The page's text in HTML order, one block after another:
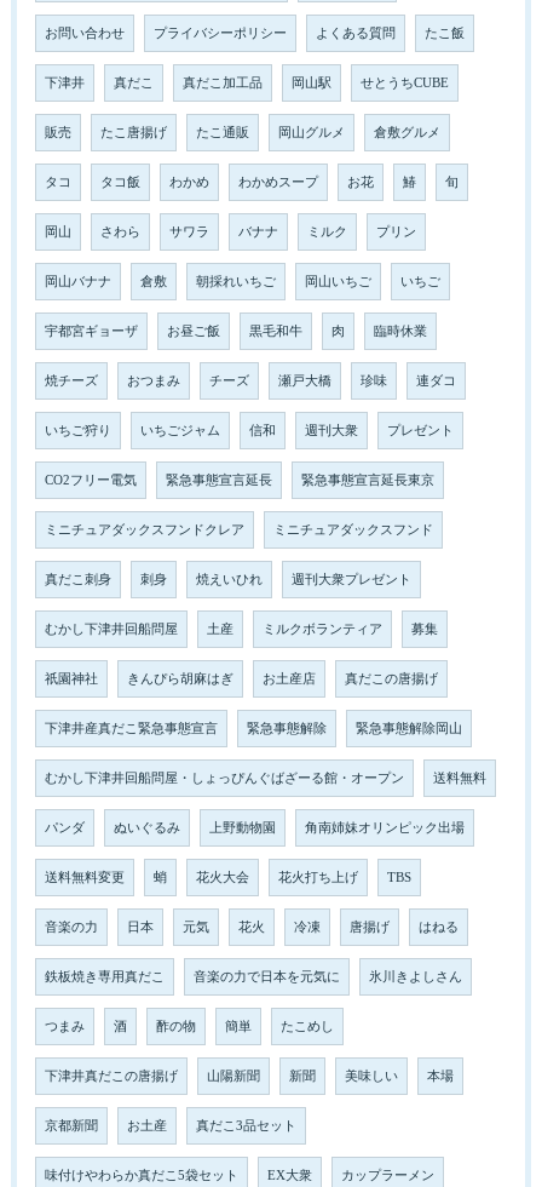
お問い合わせ プライバシーポリシー よくある質問 たこ飯
下津井 真だこ 真だこ加工品 岡山駅 せとうちCUBE
販売 たこ唐揚げ たこ通販 岡山グルメ 倉敷グルメ
タコ タコ飯 わかめ わかめスープ お花 鰆 旬
岡山 さわら サワラ バナナ ミルク プリン
岡山バナナ 倉敷 朝採れいちご 岡山いちご いちご
宇都宮ギョーザ お昼ご飯 黒毛和牛 肉 臨時休業
焼チーズ おつまみ チーズ 瀬戸大橋 珍味 連ダコ
いちご狩り いちごジャム 信和 週刊大衆 プレゼント
CO2フリー電気 緊急事態宣言延長 緊急事態宣言延長東京
ミニチュアダックスフンドクレア ミニチュアダックスフンド
真だこ刺身 刺身 焼えいひれ 週刊大衆プレゼント
むかし下津井回船問屋 土産 ミルクボランティア 募集
祇園神社 きんぴら胡麻はぎ お土産店 真だこの唐揚げ
下津井産真だこ緊急事態宣言 緊急事態解除 緊急事態解除岡山
むかし下津井回船問屋・しょっぴんぐばざーる館・オープン 送料無料
パンダ ぬいぐるみ 上野動物園 角南姉妹オリンピック出場
送料無料変更 蛸 花火大会 花火打ち上げ TBS
音楽の力 日本 元気 花火 冷凍 唐揚げ はねる
鉄板焼き専用真だこ 音楽の力で日本を元気に 氷川きよしさん
つまみ 酒 酢の物 簡単 たこめし
下津井真だこの唐揚げ 山陽新聞 新聞 美味しい 本場
京都新聞 お土産 真だこ3品セット
味付けやわらか真だこ5袋セット EX大衆 カップラーメン